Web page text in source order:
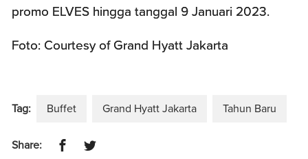
promo ELVES hingga tanggal 9 Januari 2023.
Foto: Courtesy of Grand Hyatt Jakarta
Tag: Buffet Grand Hyatt Jakarta Tahun Baru
Share: